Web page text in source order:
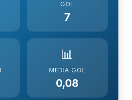
GOL
7
📊
MEDIA GOL
0,08